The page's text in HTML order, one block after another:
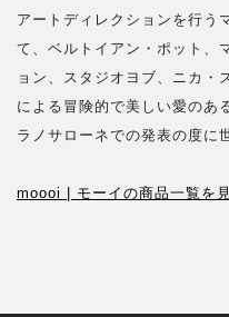
アートディレクションを行う
て、ベルトイアン・ポット、
ョン、スタジオヨブ、ニカ・
による冒険的で美しい愛のあ
ラノサローネでの発表の度に
moooi | モーイの商品一覧を